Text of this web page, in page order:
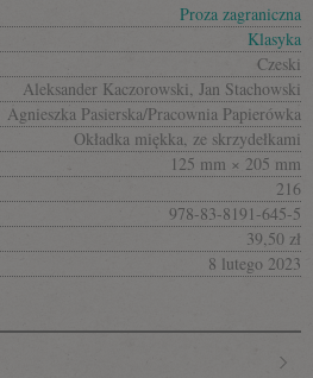
Proza zagraniczna
Klasyka
Czeski
Aleksander Kaczorowski, Jan Stachowski
Agnieszka Pasierska/Pracownia Papierówka
Okładka miękka, ze skrzydełkami
125 mm × 205 mm
216
978-83-8191-645-5
39,50 zł
8 lutego 2023